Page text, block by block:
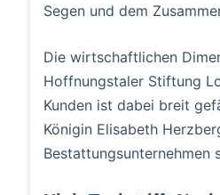
Segen und dem
Die wirtschaftlichen
Hoffnungstaler Stiftung
Kunden ist dabei breit
Königin Elisabeth
Bestattungsunternehmen